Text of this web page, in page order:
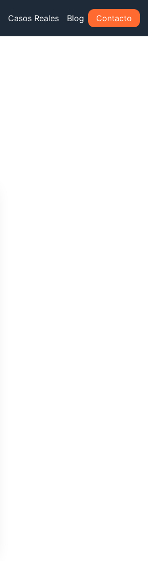
Casos Reales Blog Contacto